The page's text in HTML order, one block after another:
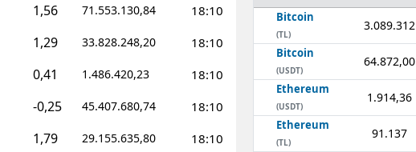
1,56 71.553.130,84 18:10
1,29 33.828.248,20 18:10
0,41 1.486.420,23 18:10
-0,25 45.407.680,74 18:10
1,79 29.155.635,80 18:10
Bitcoin
(TL)
3.089.312
Bitcoin
(USDT)
64.872,00
Ethereum
(USDT)
1.914,36
Ethereum
(TL)
91.137